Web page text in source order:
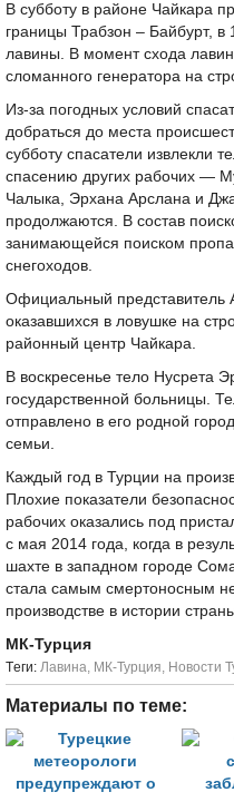
В субботу в районе Чайкара
границы Трабзон – Байбурт,
лавины. В момент схода
сломанного генератора на
Из-за погодных условий
добраться до места
субботу спасатели извлекли
спасению других рабочих —
Чалыка, Эрхана Арслана и
продолжаются. В состав
занимающейся поиском
снегоходов.
Официальный представитель
оказавшихся в ловушке на
районный центр Чайкара.
В воскресенье тело Нусрета
государственной больницы.
отправлено в его родной
семьи.
Каждый год в Турции на
Плохие показатели
рабочих оказались под
с мая 2014 года, когда в
шахте в западном городе
стала самым смертоносным
производстве в истории
МК-Турция
Tеги: Лавина, МК-Турция, Новости
Материалы по теме: